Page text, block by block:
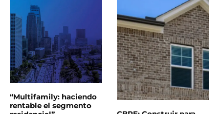
“Multifamily: haciendo
rentable el segmento